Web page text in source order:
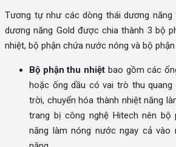
Tương tự như các dòng thái dương năng
dương năng Gold được chia thành 3 bộ
nhiệt, bộ phận chứa nước nóng và bộ phận
Bộ phận thu nhiệt bao gồm các
hoặc ống dầu có vai trò thu
trời, chuyển hóa thành nhiệt năng
trang bị công nghệ Hitech nên bộ
năng làm nóng nước ngay cả